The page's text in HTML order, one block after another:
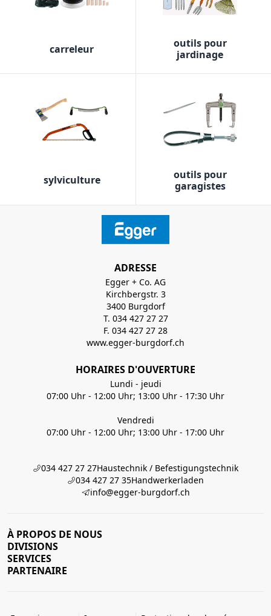
carreleur
outils pour
jardinage
sylviculture
outils pour
garagistes
ADRESSE
Egger + Co. AG
Kirchbergstr. 3
3400 Burgdorf
T. 034 427 27 27
F. 034 427 27 28
www.egger-burgdorf.ch
HORAIRES D'OUVERTURE
Lundi - jeudi
07:00 Uhr - 12:00 Uhr; 13:00 Uhr - 17:30 Uhr
Vendredi
07:00 Uhr - 12:00 Uhr; 13:00 Uhr - 17:00 Uhr
034 427 27 27Haustechnik / Befestigungstechnik
034 427 27 35Handwerkerladen
info@egger-burgdorf.ch
À PROPOS DE NOUS
DIVISIONS
SERVICES
PARTENAIRE